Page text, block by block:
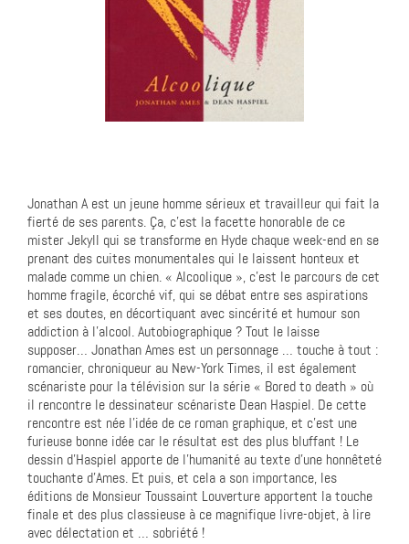
Jonathan A est un jeune homme sérieux et travailleur qui fait la
fierté de ses parents. Ça, c’est la facette honorable de ce
mister Jekyll qui se transforme en Hyde chaque week-end en se
prenant des cuites monumentales qui le laissent honteux et
malade comme un chien. « Alcoolique », c’est le parcours de cet
homme fragile, écorché vif, qui se débat entre ses aspirations
et ses doutes, en décortiquant avec sincérité et humour son
addiction à l’alcool. Autobiographique ? Tout le laisse
supposer… Jonathan Ames est un personnage … touche à tout :
romancier, chroniqueur au New-York Times, il est également
scénariste pour la télévision sur la série « Bored to death » où
il rencontre le dessinateur scénariste Dean Haspiel. De cette
rencontre est née l’idée de ce roman graphique, et c’est une
furieuse bonne idée car le résultat est des plus bluffant ! Le
dessin d’Haspiel apporte de l’humanité au texte d’une honnêteté
touchante d’Ames. Et puis, et cela a son importance, les
éditions de Monsieur Toussaint Louverture apportent la touche
finale et des plus classieuse à ce magnifique livre-objet, à lire
avec délectation et … sobriété !